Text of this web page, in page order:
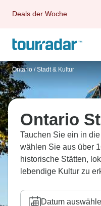
Deals der Woche
Ontario / Stadt & Kultur
Ontario
Tauchen Sie ein in
wählen Sie aus über
historische Stätten,
lebendige Kultur zu
Datum